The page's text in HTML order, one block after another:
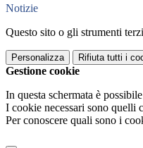
Notizie
Questo sito o gli strumenti
Personalizza Rifiuta tutti i
Gestione cookie
In questa schermata è
I cookie necessari sono quelli
Per conoscere quali sono i